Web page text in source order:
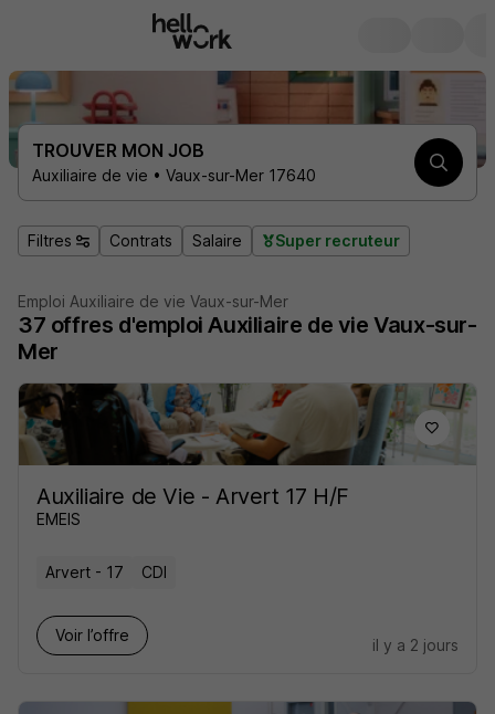
TROUVER MON JOB
Auxiliaire de vie • Vaux-sur-Mer 17640
Filtres Contrats Salaire Super recruteur
Emploi Auxiliaire de vie Vaux-sur-Mer
37 offres d'emploi Auxiliaire de vie Vaux-sur-
Mer
Auxiliaire de Vie - Arvert 17 H/F
EMEIS
Arvert - 17 CDI
Voir l’offre
il y a 2 jours